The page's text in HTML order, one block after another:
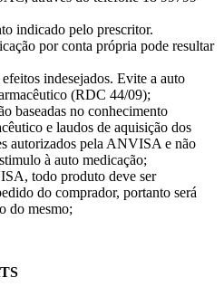
indicado pelo prescritor.
por conta própria pode resultar
indesejados. Evite a auto
(RDC 44/09);
baseadas no conhecimento
e laudos de aquisição dos
autorizados pela ANVISA e não
à auto medicação;
todo produto deve ser
do comprador, portanto será
do mesmo;